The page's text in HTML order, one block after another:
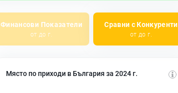
Финансови Показатели
от до г.
Сравни с Конкуренти
от до г.
Място по приходи в България за 2024 г.